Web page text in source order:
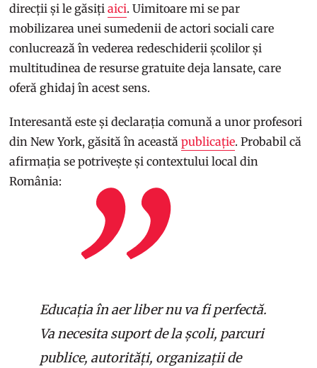
direcții și le găsițiaici. Uimitoare mi se par
mobilizarea unei sumedenii de actori sociali care
conlucrează în vederea redeschiderii școlilor și
multitudinea de resurse gratuite deja lansate, care
oferă ghidaj în acest sens.
Interesantă este și declarația comună a unor profesori
din New York, găsită în aceastăpublicație. Probabil că
afirmația se potrivește și contextului local din
România:
Educația în aer liber nu va fi perfectă.
Va necesita suport de la școli, parcuri
publice, autorități, organizații de